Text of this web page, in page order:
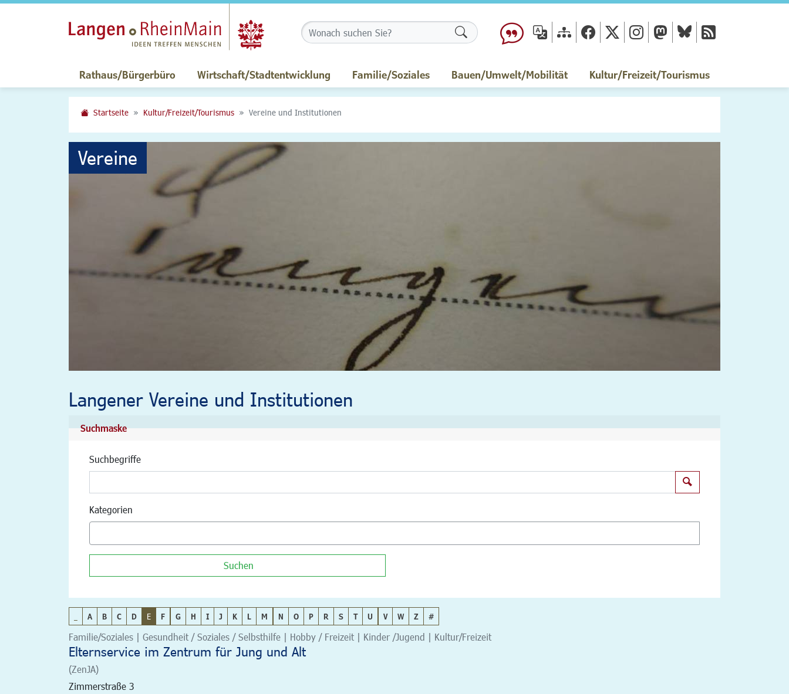
Formularschaltfläche
Rathaus/Bürgerbüro Wirtschaft/Stadtentwicklung Familie/Soziales Bauen/Umwelt/Mobilität Kultur/Freizeit/Tourismus
Startseite Kultur/Freizeit/Tourismus Vereine und Institutionen
Vereine
Langener Vereine und Institutionen
Suchmaske
Suchbegriffe
Kategorien
Suchen
A B C D E F G H I J K L M N O P R S T U V W Z #
Familie/Soziales | Gesundheit / Soziales / Selbsthilfe | Hobby / Freizeit | Kinder /Jugend | Kultur/Freizeit
Elternservice im Zentrum für Jung und Alt
(ZenJA)
Zimmerstraße 3